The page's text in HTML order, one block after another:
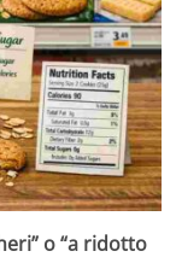
o “a ridotto